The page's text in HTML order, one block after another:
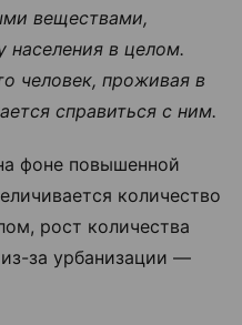
веществами,
в целом.
человек, проживая в
справиться с ним.
фоне повышенной
количество
рост количества
за урбанизации —